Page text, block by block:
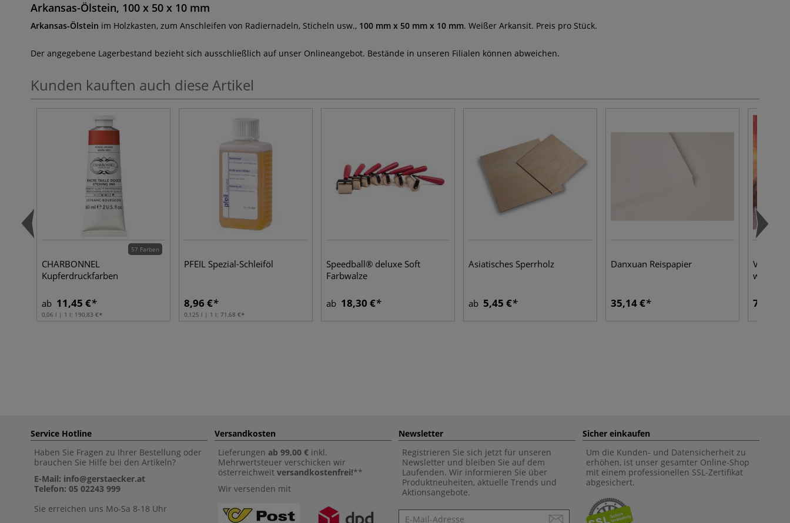
Arkansas-Ölstein, 100 x 50 x 10 mm
Arkansas-Ölstein im Holzkasten, zum Anschleifen von Radiernadeln, Sticheln usw., 100 mm x 50 mm x 10 mm. Weißer Arkansit. Preis pro Stück.
Der angegebene Lagerbestand bezieht sich ausschließlich auf unser Onlineangebot. Bestände in unseren Filialen können abweichen.
Kunden kauften auch diese Artikel
57 Farben
CHARBONNEL
Kupferdruckfarben
ab 11,45 €
0,06 l | 1 l: 190,83 €
PFEIL Spezial-Schleiföl
8,96 €
0,125 l | 1 l: 71,68 €
Speedball® deluxe Soft
Farbwalze
ab 18,30 €
Asiatisches Sperrholz
ab 5,45 €
Danxuan Reispapier
35,14 € 7,92 €
Service Hotline
Haben Sie Fragen zu Ihrer Bestellung oder
brauchen Sie Hilfe bei den Artikeln?
E-Mail: info@gerstaecker.at
Telefon: 05 02243 999
Sie erreichen uns Mo-Sa 8-18 Uhr
Versandkosten
Lieferungen ab 99,00 € inkl.
Mehrwertsteuer verschicken wir
österreichweit versandkostenfrei!**
Wir versenden mit
Newsletter
Registrieren Sie sich jetzt für unseren
Newsletter und bleiben Sie auf dem
Laufenden. Wir informieren Sie über
Produktneuheiten, aktuelle Trends und
Aktionsangebote.
Newsletter
Sicher einkaufen
Um die Kunden- und Datensicherheit zu
erhöhen, ist unser gesamter Online-Shop
mit einem professionellen SSL-Zertifikat
abgesichert.